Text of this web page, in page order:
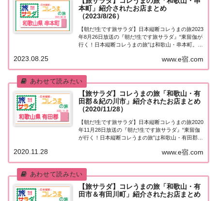
本町」紹介されたお店まとめ
（2023/8/26）
【朝だ!生です旅サラダ】日本縦断コレうまの旅2023
年8月26日放送の『朝だ!生です旅サラダ』“東留伽が
行く！日本縦断コレうまの旅”は和歌山・串本町。紹
本町」「東留伽が行く！日本縦断コレうまの旅」東
留伽アナウンサーが美味しいもの探し♪...
www.e宿.com
2023.08.25
【旅サラダ】コレうまの旅「和歌山・有
田郡＆紀の川市」紹介されたお店まとめ
（2020/11/28）
【朝だ!生です旅サラダ】日本縦断コレうまの旅2020
年11月28日放送の『朝だ!生です旅サラダ』“東留伽
が行く！日本縦断コレうまの旅”は和歌山・有田郡＆
「和歌山・有田郡」「東留伽が行く！日本縦断コレ
うまの旅」東留伽アナウンサーが美味し...
www.e宿.com
2020.11.28
【旅サラダ】コレうまの旅「和歌山・有
田市＆有田川町」紹介されたお店まとめ